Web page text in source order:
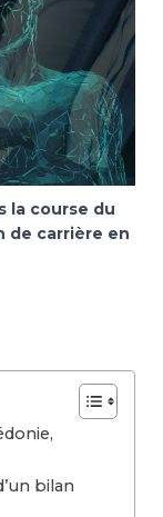
la course du
de carrière en
bilan